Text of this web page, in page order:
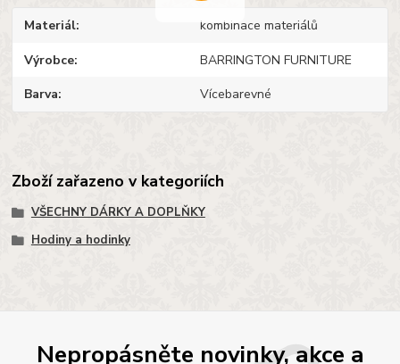
Materiál kombinace materiálů
Výrobce BARRINGTON FURNITURE
Barva Vícebarevné
Zboží zařazeno v kategoriích
VŠECHNY DÁRKY A DOPLŇKY
Hodiny a hodinky
Nepropásněte novinky, akce a